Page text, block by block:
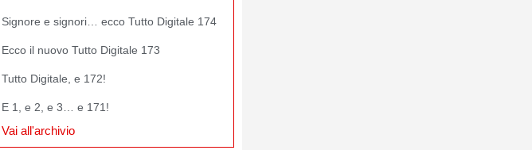
Signore e signori… ecco Tutto Digitale 174
Ecco il nuovo Tutto Digitale 173
Tutto Digitale, e 172!
E 1, e 2, e 3… e 171!
Vai all'archivio